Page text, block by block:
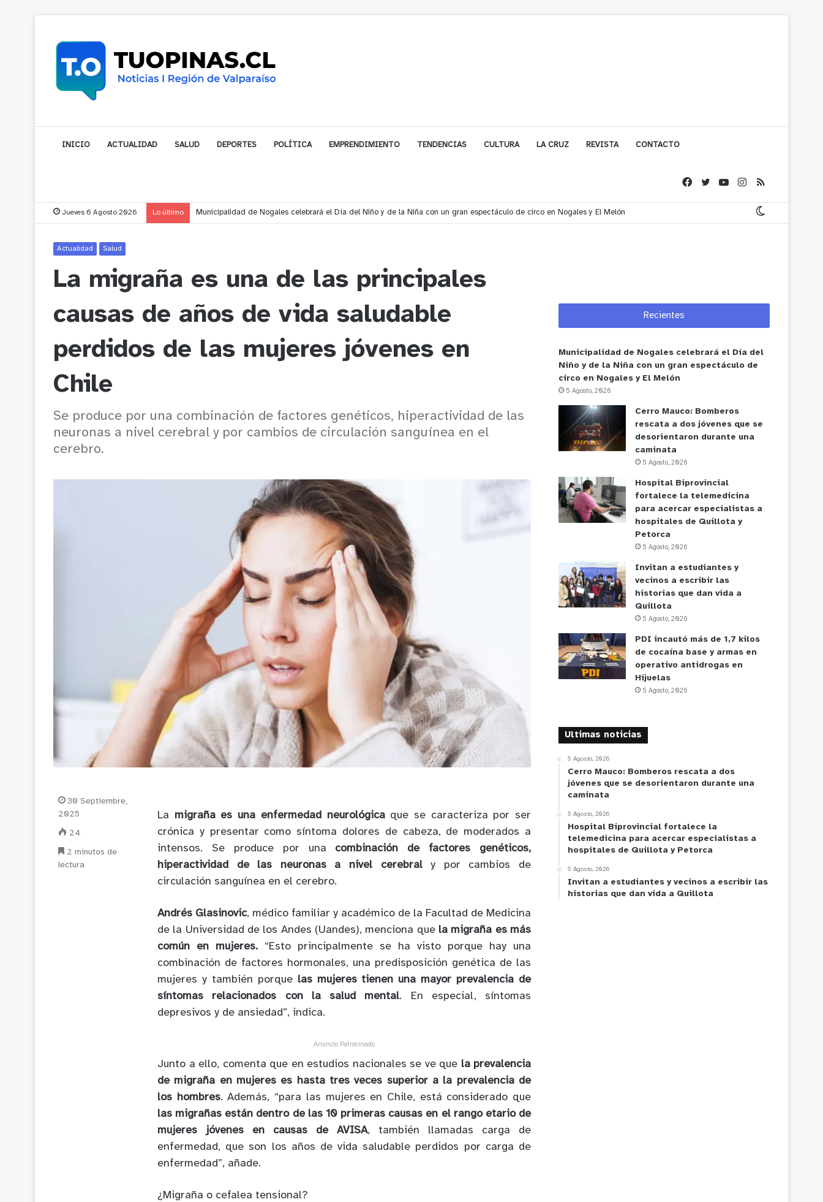
INICIO ACTUALIDAD SALUD DEPORTES POLÍTICA EMPRENDIMIENTO TENDENCIAS CULTURA LA CRUZ REVISTA CONTACTO
Jueves 6 Agosto 2026 Lo último Municipalidad de Nogales celebrará el Día del Niño y de la Niña con un gran espectáculo de circo en Nogales y El Melón
Actualidad Salud
La migraña es una de las principales
causas de años de vida saludable
perdidos de las mujeres jóvenes en
Chile
Se produce por una combinación de factores genéticos, hiperactividad de las
neuronas a nivel cerebral y por cambios de circulación sanguínea en el
cerebro.
La migraña es una enfermedad neurológicaque se caracteriza por ser
crónica y presentar como síntoma dolores de cabeza, de moderados a
intensos. Se produce por una combinación de factores genéticos,
hiperactividad de las neuronas a nivel cerebraly por cambios de
circulación sanguínea en el cerebro.
Andrés Glasinovic, médico familiar y académico de la Facultad de Medicina
de la Universidad de los Andes (Uandes), menciona que la migraña es más
común en mujeres. “Esto principalmente se ha visto porque hay una
combinación de factores hormonales, una predisposición genética de las
mujeres y también porque las mujeres tienen una mayor prevalencia de
síntomas relacionados con la salud mental. En especial, síntomas
depresivos y de ansiedad”, indica.
Anuncio Patrocinado
Junto a ello, comenta que en estudios nacionales se ve que la prevalencia
de migraña en mujeres es hasta tres veces superior a la prevalencia de
los hombres. Además, “para las mujeres en Chile, está considerado que
las migrañas están dentro de las 10 primeras causas en el rango etario de
mujeres jóvenes en causas de AVISA, también llamadas carga de
enfermedad, que son los años de vida saludable perdidos por carga de
enfermedad”, añade.
¿Migraña o cefalea tensional?
30 Septiembre,
2025
24
2 minutos de
lectura
Recientes
Municipalidad de Nogales celebrará el Día del
Niño y de la Niña con un gran espectáculo de
circo en Nogales y El Melón
5 Agosto, 2026
Cerro Mauco: Bomberos
rescata a dos jóvenes que se
desorientaron durante una
caminata
5 Agosto, 2026
Hospital Biprovincial
fortalece la telemedicina
para acercar especialistas a
hospitales de Quillota y
Petorca
5 Agosto, 2026
Invitan a estudiantes y
vecinos a escribir las
historias que dan vida a
Quillota
5 Agosto, 2026
PDI incautó más de 1,7 kilos
de cocaína base y armas en
operativo antidrogas en
Hijuelas
5 Agosto, 2026
Ultimas noticias
5 Agosto, 2026
Cerro Mauco: Bomberos rescata a dos
jóvenes que se desorientaron durante una
caminata
5 Agosto, 2026
Hospital Biprovincial fortalece la
telemedicina para acercar especialistas a
hospitales de Quillota y Petorca
5 Agosto, 2026
Invitan a estudiantes y vecinos a escribir las
historias que dan vida a Quillota